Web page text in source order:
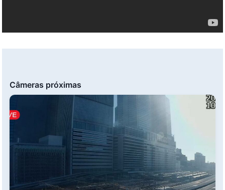
Câmeras próximas